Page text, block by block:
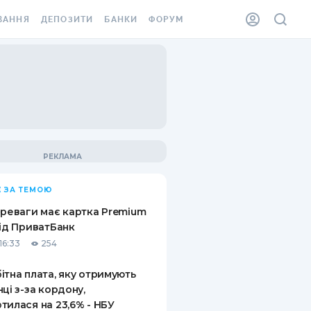
ВІНЬЄТКА
ВІД
ВИПАДКІВ
ДЕПОЗИТИ
ПИТАННЯ ТА ВІДПОВІДІ
ПУТІВНИКИ ПО
БАНКИ ФОРУМ
ЗА ТЕМОЮ
має картка Premium
ПриватБанк
254
плата, яку отримують
з-за кордону,
на 23,6% - НБУ